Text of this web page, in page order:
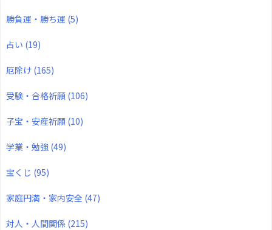
勝負運・勝ち運 (5)
占い (19)
厄除け (165)
受験・合格祈願 (106)
子宝・安産祈願 (10)
学業・勉強 (49)
宝くじ (95)
家庭円満・家内安全 (47)
対人・人間関係 (215)